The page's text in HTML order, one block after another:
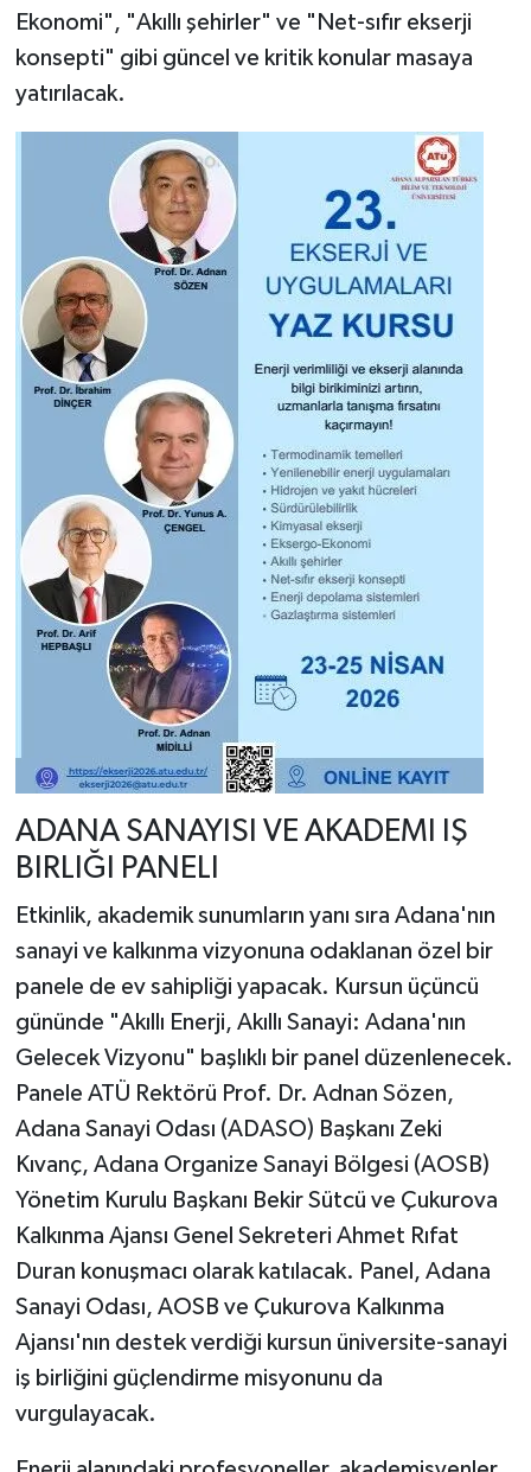
Ekonomi", "Akıllı şehirler" ve "Net-sıfır ekserji
konsepti" gibi güncel ve kritik konular masaya
yatırılacak.
ADANA SANAYISI VE AKADEMI IŞ
BIRLIĞI PANELI
Etkinlik, akademik sunumların yanı sıra Adana'nın
sanayi ve kalkınma vizyonuna odaklanan özel bir
panele de ev sahipliği yapacak. Kursun üçüncü
gününde "Akıllı Enerji, Akıllı Sanayi: Adana'nın
Gelecek Vizyonu" başlıklı bir panel düzenlenecek.
Panele ATÜ Rektörü Prof. Dr. Adnan Sözen,
Adana Sanayi Odası (ADASO) Başkanı Zeki
Kıvanç, Adana Organize Sanayi Bölgesi (AOSB)
Yönetim Kurulu Başkanı Bekir Sütcü ve Çukurova
Kalkınma Ajansı Genel Sekreteri Ahmet Rıfat
Duran konuşmacı olarak katılacak. Panel, Adana
Sanayi Odası, AOSB ve Çukurova Kalkınma
Ajansı'nın destek verdiği kursun üniversite-sanayi
iş birliğini güçlendirme misyonunu da
vurgulayacak.